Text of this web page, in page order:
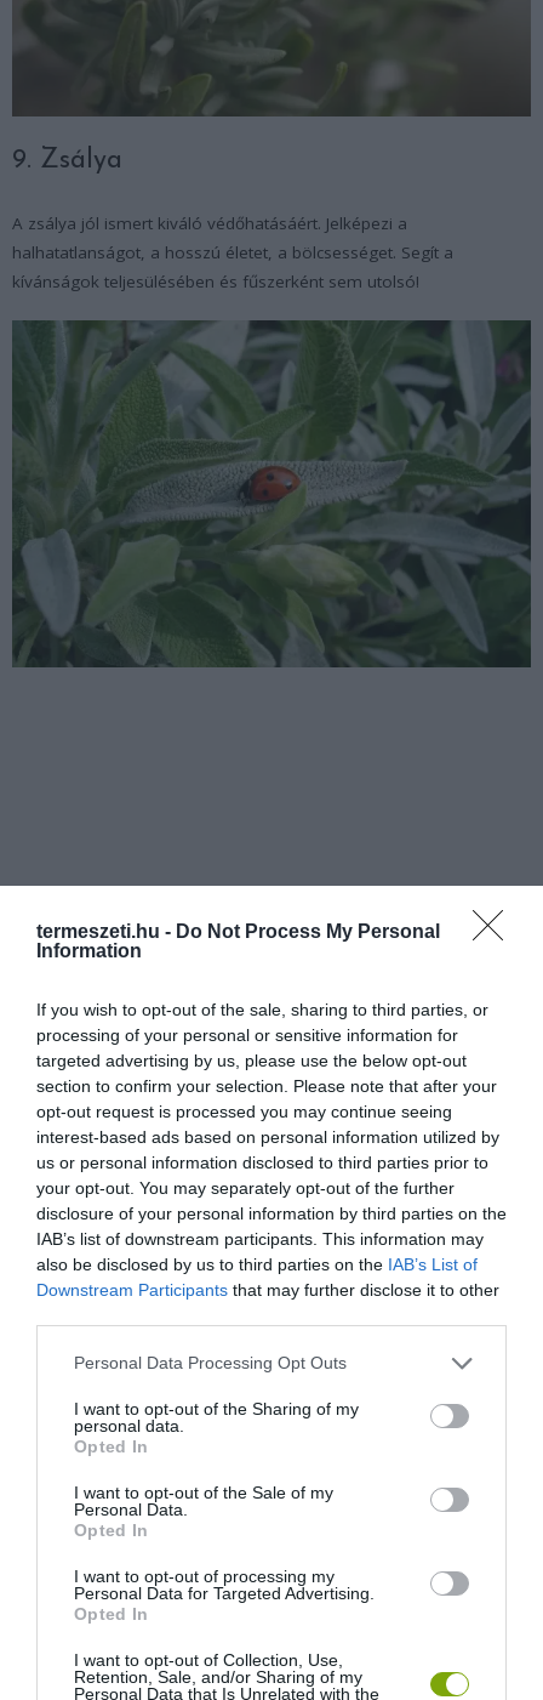
termeszeti.hu - Do Not Process My Personal
Information
If you wish to opt-out of the sale, sharing to third parties, or
processing of your personal or sensitive information for
targeted advertising by us, please use the below opt-out
section to confirm your selection. Please note that after your
opt-out request is processed you may continue seeing
interest-based ads based on personal information utilized by
us or personal information disclosed to third parties prior to
your opt-out. You may separately opt-out of the further
disclosure of your personal information by third parties on the
IAB’s list of downstream participants. This information may
also be disclosed by us to third parties on the IAB’s List of
Downstream Participants that may further disclose it to other
Please note that this website/app uses one or more Google
not limited to your visit or usage behaviour. You may click to
grant or deny consent to Google and its third-party tags to
use your data for below specified purposes in below Google
consent section.
Personal Data Processing Opt Outs
I want to opt-out of the Sharing of my
personal data.
Opted In
I want to opt-out of the Sale of my
Personal Data.
Opted In
I want to opt-out of processing my
Personal Data for Targeted Advertising.
Opted In
I want to opt-out of Collection, Use,
Retention, Sale, and/or Sharing of my
Personal Data that Is Unrelated with the
9. Zsálya
A zsálya jól ismert kiváló védőhatásáért. Jelképezi a
halhatatlanságot, a hosszú életet, a bölcsességet. Segít a
kívánságok teljesülésében és fűszerként sem utolsó!